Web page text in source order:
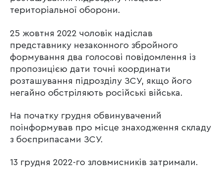
територіальної оборони.
25 жовтня 2022 чоловік надіслав
представнику незаконного збройного
формування два голосові повідомлення із
пропозицією дати точні координати
розташування підрозділу ЗСУ, якщо його
негайно обстріляють російські війська.
На початку грудня обвинувачений
поінформував про місце знаходження складу
з боєприпасами ЗСУ.
13 грудня 2022-го зловмисників затримали.